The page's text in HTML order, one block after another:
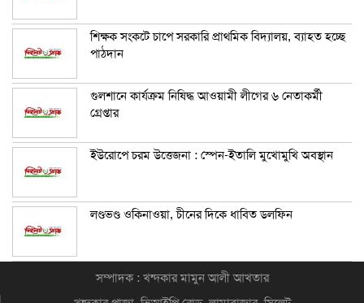
শিক্ষক সংকটে চাপে সরকারি প্রাথমিক বিদ্যালয়, ব্যাহত হচ্ছে
পাঠদান
গুলশানে কার্যক্রম নিষিদ্ধ আওয়ামী লীগের ৬ নেতাকর্মী
গ্রেপ্তার
ইউরোপে চরম উত্তেজনা : স্পেন-ইতালি মুখোমুখি অবস্থান
লণ্ডভণ্ড ওকিনাওয়া, চীনের দিকে ধাবিত ডলফিন
সম্পাদক : খন্দকার মামুন আলী আখতার